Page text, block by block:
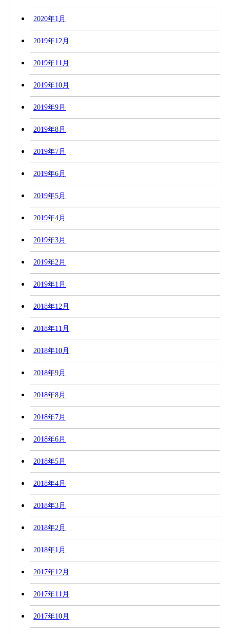
2020年1月
2019年12月
2019年11月
2019年10月
2019年9月
2019年8月
2019年7月
2019年6月
2019年5月
2019年4月
2019年3月
2019年2月
2019年1月
2018年12月
2018年11月
2018年10月
2018年9月
2018年8月
2018年7月
2018年6月
2018年5月
2018年4月
2018年3月
2018年2月
2018年1月
2017年12月
2017年11月
2017年10月